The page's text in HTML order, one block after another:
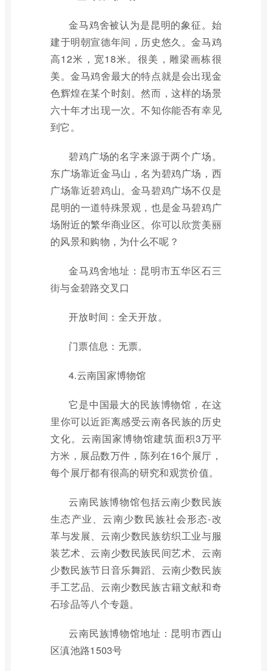
金马鸡舍被认为是昆明的象征。始
建于明朝宣德年间，历史悠久。金马鸡
高12米，宽18米。很美，雕梁画栋很
美。金马鸡舍最大的特点就是会出现金
色辉煌在某个时刻。然而，这样的场景
六十年才出现一次。不知你能否有幸见
到它。
碧鸡广场的名字来源于两个广场。
东广场靠近金马山，名为碧鸡广场，西
广场靠近碧鸡山。金马碧鸡广场不仅是
昆明的一道特殊景观，也是金马碧鸡广
场附近的繁华商业区。你可以欣赏美丽
的风景和购物，为什么不呢？
金马鸡舍地址：昆明市五华区石三
街与金碧路交叉口
开放时间：全天开放。
门票信息：无票。
4.云南国家博物馆
它是中国最大的民族博物馆，在这
里你可以近距离感受云南各民族的历史
文化。云南国家博物馆建筑面积3万平
方米，展品数万件，陈列在16个展厅，
每个展厅都有很高的研究和观赏价值。
云南民族博物馆包括云南少数民族
生态产业、云南少数民族社会形态-改
革与发展、云南少数民族纺织工业与服
装艺术、云南少数民族民间艺术、云南
少数民族节日音乐舞蹈、云南少数民族
手工艺品、云南少数民族古籍文献和奇
石珍品等八个专题。
云南民族博物馆地址：昆明市西山
区滇池路1503号